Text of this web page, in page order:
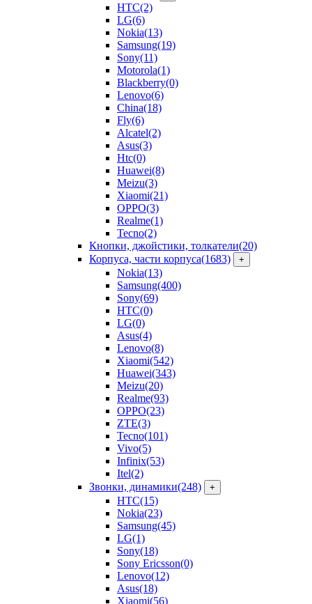
HTC(2)
LG(6)
Nokia(13)
Samsung(19)
Sony(11)
Motorola(1)
Blackberry(0)
Lenovo(6)
China(18)
Fly(6)
Alcatel(2)
Asus(3)
Htc(0)
Huawei(8)
Meizu(3)
Xiaomi(21)
OPPO(3)
Realme(1)
Tecno(2)
Кнопки, джойстики, толкатели(20)
Корпуса, части корпуса(1683) +
Nokia(13)
Samsung(400)
Sony(69)
HTC(0)
LG(0)
Asus(4)
Lenovo(8)
Xiaomi(542)
Huawei(343)
Meizu(20)
Realme(93)
OPPO(23)
ZTE(3)
Tecno(101)
Vivo(5)
Infinix(53)
Itel(2)
Звонки, динамики(248) +
HTC(15)
Nokia(23)
Samsung(45)
LG(1)
Sony(18)
Sony Ericsson(0)
Lenovo(12)
Asus(18)
Xiaomi(56)